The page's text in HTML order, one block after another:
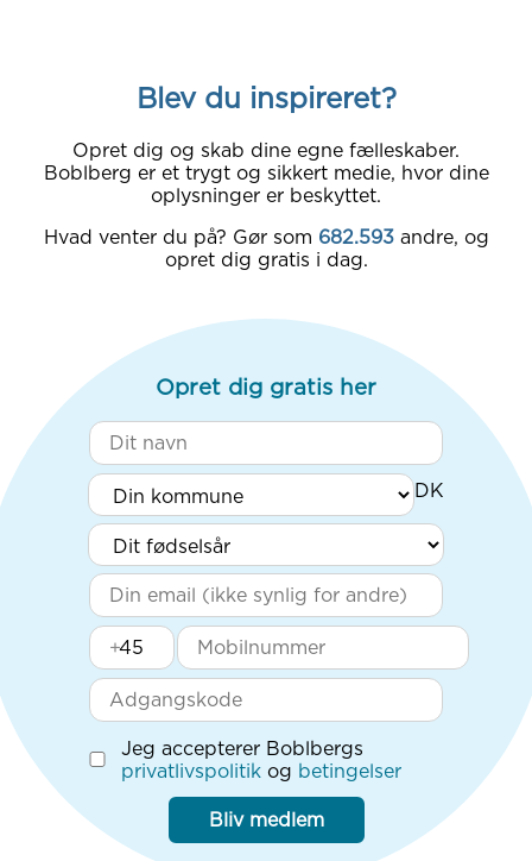
Blev du inspireret?
Opret dig og skab dine egne fælleskaber.
Boblberg er et trygt og sikkert medie, hvor dine
oplysninger er beskyttet.
Hvad venter du på? Gør som 682.593 andre, og
opret dig gratis i dag.
Opret dig gratis her
+
Jeg accepterer Boblbergs
privatlivspolitik og betingelser
Bliv medlem